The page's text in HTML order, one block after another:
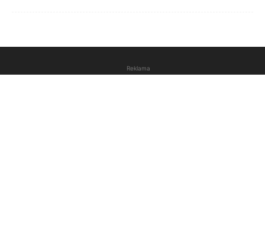
Reklama